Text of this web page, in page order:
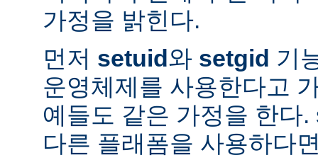
가정을 밝힌다.
먼저 setuid와 setgid 기
운영체제를 사용한다고
예들도 같은 가정을 한다
다른 플래폼을 사용하다